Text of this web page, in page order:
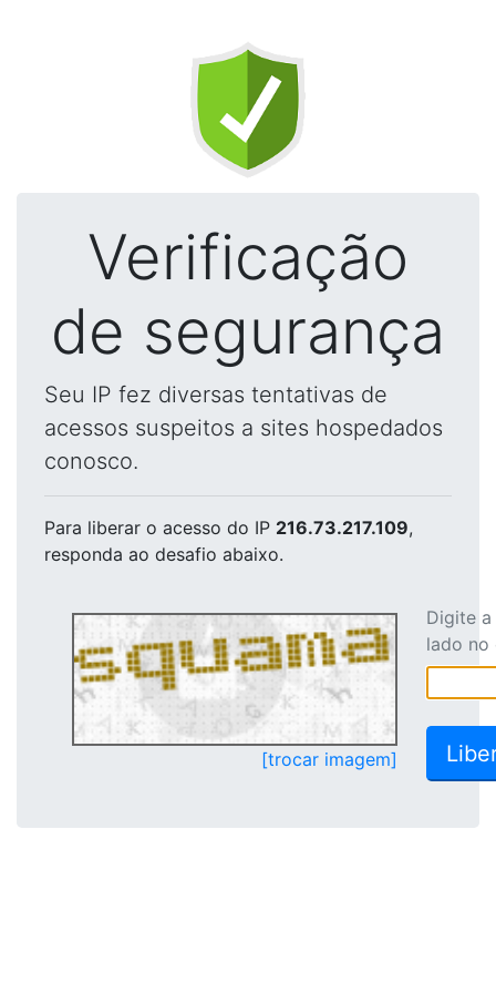
Verificação
de segurança
Seu IP fez diversas tentativas de
acessos suspeitos a sites hospedados
conosco.
Para liberar o acesso do IP 216.73.217.109,
responda ao desafio abaixo.
[trocar imagem]
Digite
lado no